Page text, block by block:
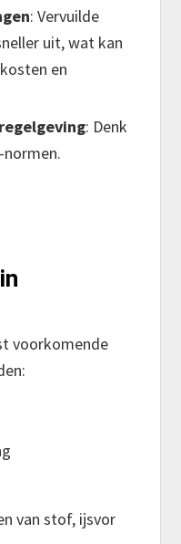
: Vervuilde
uit, wat kan
en
: Denk
normen.
voorkomende
van stof, ijsvor